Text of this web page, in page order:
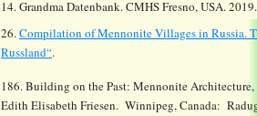
14.Grandma Datenbank. CMHS Fresno, USA.
26.Compilation of Mennonite Villages in Russia.
Russland“.
186. Building on the Past: Mennonite
Edith Elisabeth Friesen. Winnipeg, Canada: